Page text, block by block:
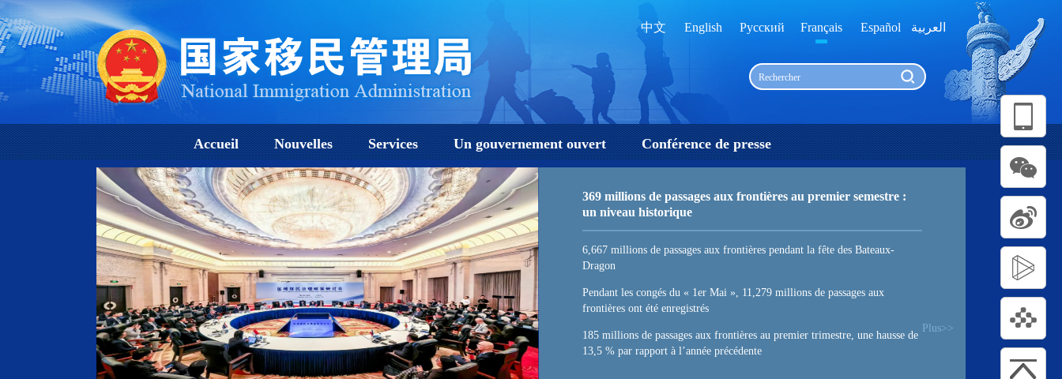
中文 English Русский Français Español العربية
Accueil Nouvelles Services Un gouvernement ouvert Conférence de presse
369 millions de passages aux frontières au premier semestre :
un niveau historique
6,667 millions de passages aux frontières pendant la fête des Bateaux-
Dragon
Pendant les congés du « 1er Mai », 11,279 millions de passages aux
frontières ont été enregistrés
185 millions de passages aux frontières au premier trimestre, une hausse de
13,5 % par rapport à l’année précédente
Plus>>